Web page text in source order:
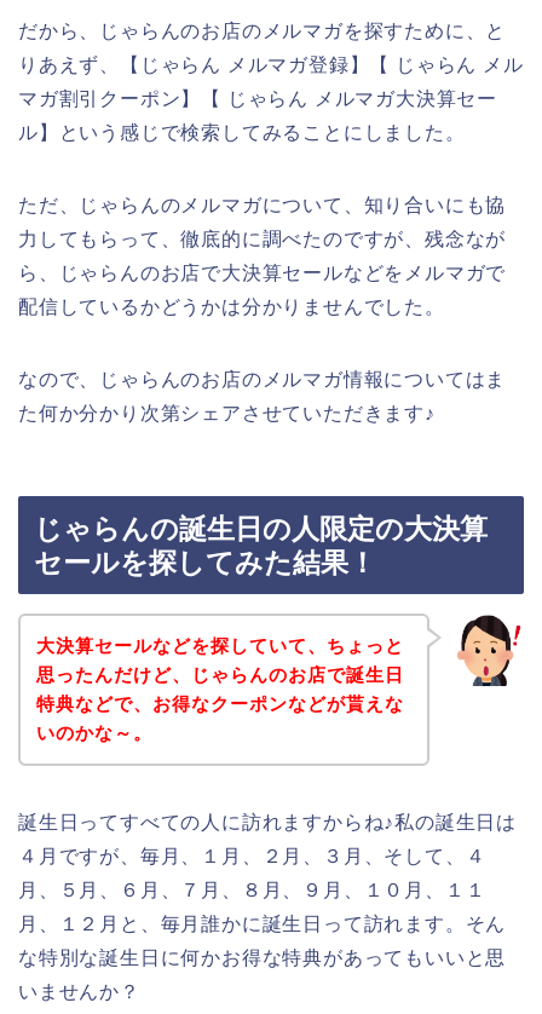
だから、じゃらんのお店のメルマガを探すために、と
りあえず、【じゃらん メルマガ登録】【 じゃらん メル
マガ割引クーポン】【 じゃらん メルマガ大決算セー
ル】という感じで検索してみることにしました。
ただ、じゃらんのメルマガについて、知り合いにも協
力してもらって、徹底的に調べたのですが、残念なが
ら、じゃらんのお店で大決算セールなどをメルマガで
配信しているかどうかは分かりませんでした。
なので、じゃらんのお店のメルマガ情報についてはま
た何か分かり次第シェアさせていただきます♪
じゃらんの誕生日の人限定の大決算
セールを探してみた結果！
大決算セールなどを探していて、ちょっと
思ったんだけど、じゃらんのお店で誕生日
特典などで、お得なクーポンなどが貰えな
いのかな～。
誕生日ってすべての人に訪れますからね♪私の誕生日は
４月ですが、毎月、１月、２月、３月、そして、４
月、５月、６月、７月、８月、９月、１０月、１１
月、１２月と、毎月誰かに誕生日って訪れます。そん
な特別な誕生日に何かお得な特典があってもいいと思
いませんか？